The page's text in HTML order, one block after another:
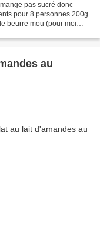
pas sucré donc
pour 8 personnes 200g
beurre mou (pour moi
au